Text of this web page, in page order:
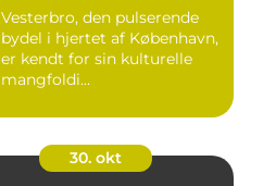
Vesterbro, den pulserende
bydel i hjertet af København,
er kendt for sin kulturelle
mangfoldi...
30. okt